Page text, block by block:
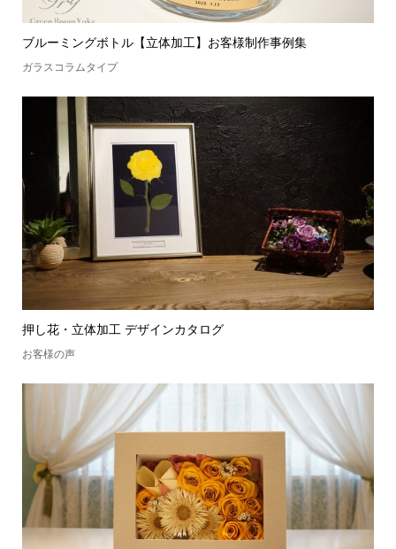
ブルーミングボトル【立体加工】お客様制作事例集
ガラスコラムタイプ
押し花・立体加工 デザインカタログ
お客様の声